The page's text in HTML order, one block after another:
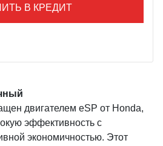
В КРЕДИТ
двигателем eSP от Honda,
эффективность с
экономичностью. Этот